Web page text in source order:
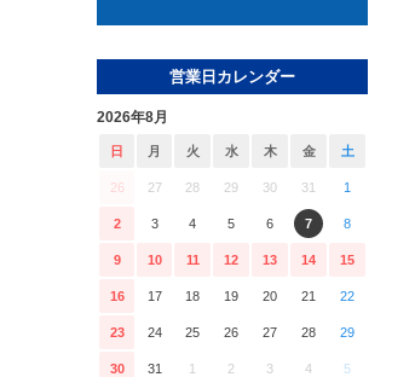
営業日カレンダー
2026年8月
日 月 火 水 木 金 土
26 27 28 29 30 31 1
2 3 4 5 6 7 8
9 10 11 12 13 14 15
16 17 18 19 20 21 22
23 24 25 26 27 28 29
30 31 1 2 3 4 5